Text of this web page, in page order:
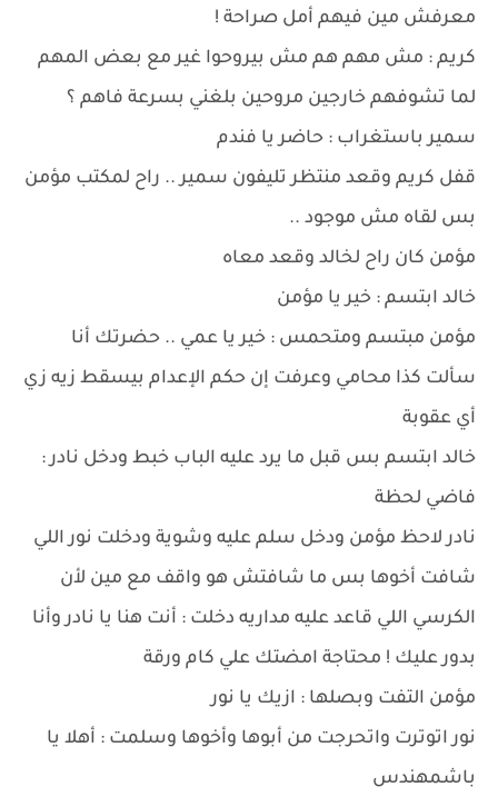
معرفش مين فيهم أمل صراحة !
كريم : مش مهم هم مش بيروحوا غير مع بعض المهم
لما تشوفهم خارجين مروحين بلغني بسرعة فاهم ؟
سمير باستغراب : حاضر يا فندم
قفل كريم وقعد منتظر تليفون سمير .. راح لمكتب مؤمن
بس لقاه مش موجود ..
مؤمن كان راح لخالد وقعد معاه
خالد ابتسم : خير يا مؤمن
مؤمن مبتسم ومتحمس : خير يا عمي .. حضرتك أنا
سألت كذا محامي وعرفت إن حكم الإعدام بيسقط زيه زي
أي عقوبة
خالد ابتسم بس قبل ما يرد عليه الباب خبط ودخل نادر :
فاضي لحظة
نادر لاحظ مؤمن ودخل سلم عليه وشوية ودخلت نور اللي
شافت أخوها بس ما شافتش هو واقف مع مين لأن
الكرسي اللي قاعد عليه مداريه دخلت : أنت هنا يا نادر وأنا
بدور عليك ! محتاجة امضتك علي كام ورقة
مؤمن التفت وبصلها : ازيك يا نور
نور اتوترت واتحرجت من أبوها وأخوها وسلمت : أهلا يا
باشمهندس